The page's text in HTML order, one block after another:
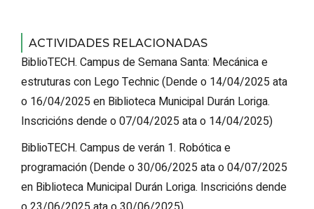
ACTIVIDADES RELACIONADAS
BiblioTECH. Campus de Semana Santa: Mecánica e
estruturas con Lego Technic(Dende o 14/04/2025 ata
o 16/04/2025 en Biblioteca Municipal Durán Loriga.
Inscricións dende o 07/04/2025 ata o 14/04/2025)
BiblioTECH. Campus de verán 1. Robótica e
programación(Dende o 30/06/2025 ata o 04/07/2025
en Biblioteca Municipal Durán Loriga. Inscricións dende